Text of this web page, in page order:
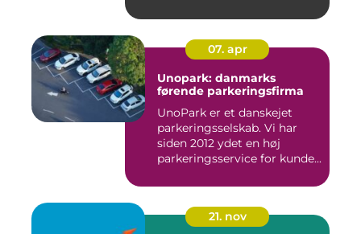
07. apr
Unopark: danmarks
førende parkeringsfirma
UnoPark er et danskejet
parkeringsselskab. Vi har
siden 2012 ydet en høj
parkeringsservice for kunde...
21. nov